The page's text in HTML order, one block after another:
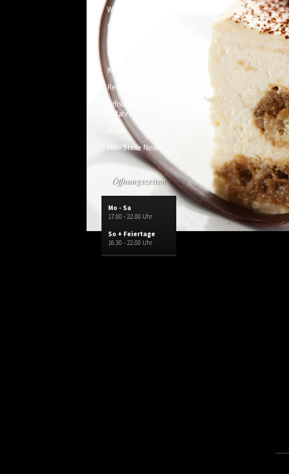
Wochenkarte
Speisekarte
Geschenkgutschein
Kontakt
Reservierung
Öffnungszeiten und
Anfahrt
Mille Stelle News
Öffnungszeiten
Mo - Sa
17.00 - 22.00 Uhr
So + Feiertage
16.30 - 22.00 Uhr